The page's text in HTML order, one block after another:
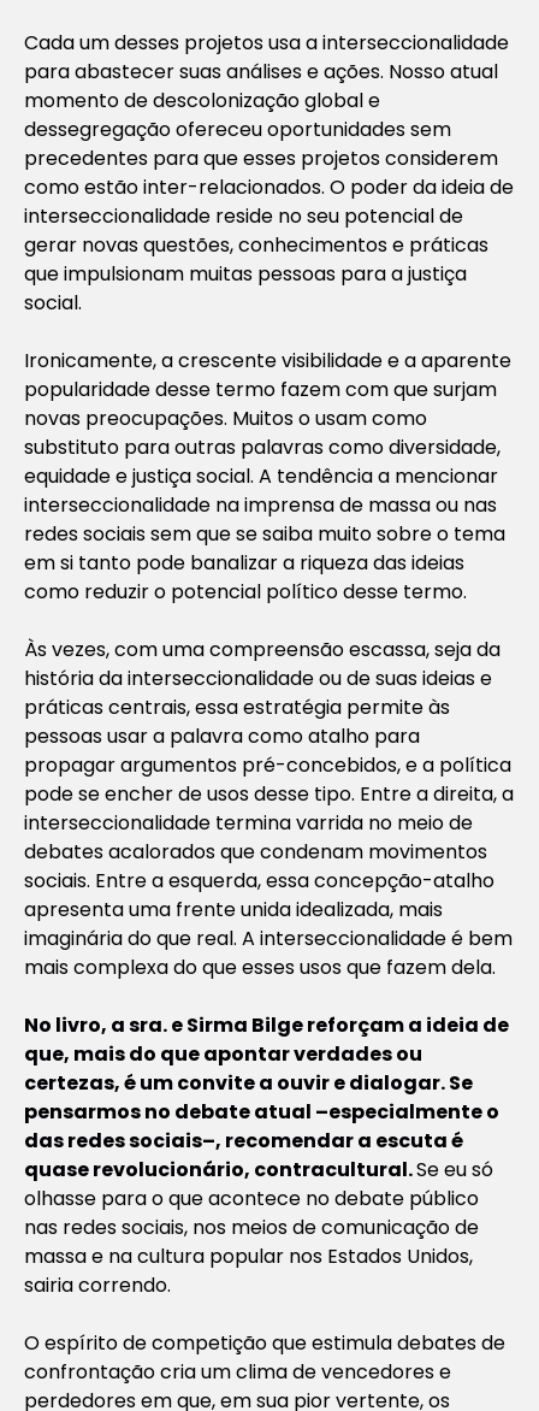
Cada um desses projetos usa a interseccionalidade
para abastecer suas análises e ações. Nosso atual
momento de descolonização global e
dessegregação ofereceu oportunidades sem
precedentes para que esses projetos considerem
como estão inter-relacionados. O poder da ideia de
interseccionalidade reside no seu potencial de
gerar novas questões, conhecimentos e práticas
que impulsionam muitas pessoas para a justiça
social.
Ironicamente, a crescente visibilidade e a aparente
popularidade desse termo fazem com que surjam
novas preocupações. Muitos o usam como
substituto para outras palavras como diversidade,
equidade e justiça social. A tendência a mencionar
interseccionalidade na imprensa de massa ou nas
redes sociais sem que se saiba muito sobre o tema
em si tanto pode banalizar a riqueza das ideias
como reduzir o potencial político desse termo.
Às vezes, com uma compreensão escassa, seja da
história da interseccionalidade ou de suas ideias e
práticas centrais, essa estratégia permite às
pessoas usar a palavra como atalho para
propagar argumentos pré-concebidos, e a política
pode se encher de usos desse tipo. Entre a direita, a
interseccionalidade termina varrida no meio de
debates acalorados que condenam movimentos
sociais. Entre a esquerda, essa concepção-atalho
apresenta uma frente unida idealizada, mais
imaginária do que real. A interseccionalidade é bem
mais complexa do que esses usos que fazem dela.
No livro, a sra. e Sirma Bilge reforçam a ideia de
que, mais do que apontar verdades ou
certezas, é um convite a ouvir e dialogar. Se
pensarmos no debate atual –especialmente o
das redes sociais–, recomendar a escuta é
quase revolucionário, contracultural.Se eu só
olhasse para o que acontece no debate público
nas redes sociais, nos meios de comunicação de
massa e na cultura popular nos Estados Unidos,
sairia correndo.
O espírito de competição que estimula debates de
confrontação cria um clima de vencedores e
perdedores em que, em sua pior vertente, os